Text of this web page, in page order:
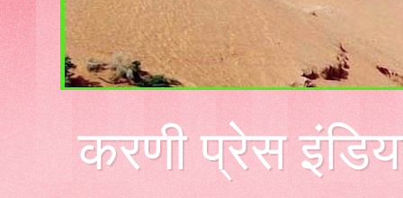
करणी प्रेस